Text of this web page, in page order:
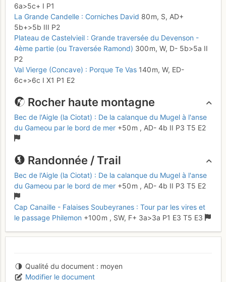
6a>5c+ I P1
La Grande Candelle : Corniches David 80 m, S, AD+
5b+>5b III P2
Plateau de Castelvieil : Grande traversée du Devenson -
4ème partie (ou Traversée Ramond) 300 m, W, D- 5b>5a II
P2
Val Vierge (Concave) : Porque Te Vas 140 m, W, ED-
6c+>6c I X1 P1 E2
Rocher haute montagne
Bec de l'Aigle (la Ciotat) : De la calanque du Mugel à l'anse
du Gameou par le bord de mer +50 m , AD- 4b II P3 T5 E2
Randonnée / Trail
Bec de l'Aigle (la Ciotat) : De la calanque du Mugel à l'anse
du Gameou par le bord de mer +50 m , AD- 4b II P3 T5 E2
Cap Canaille - Falaises Soubeyranes : Tour par les vires et
le passage Philemon +100 m , SW, F+ 3a>3a P1 E3 T5 E3
Qualité du document
moyen
Modifier le document